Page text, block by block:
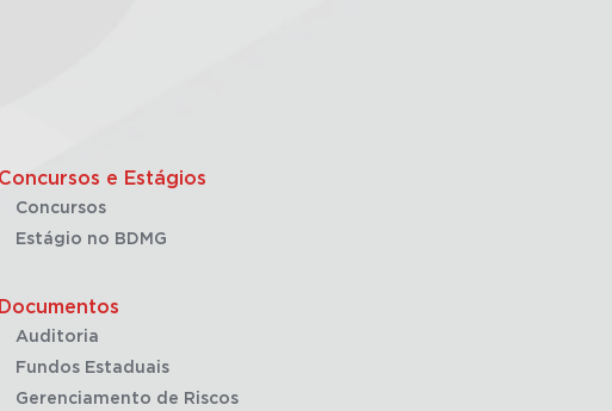
Concursos e Estágios
Concursos
Estágio no BDMG
Documentos
Auditoria
Fundos Estaduais
Gerenciamento de Riscos